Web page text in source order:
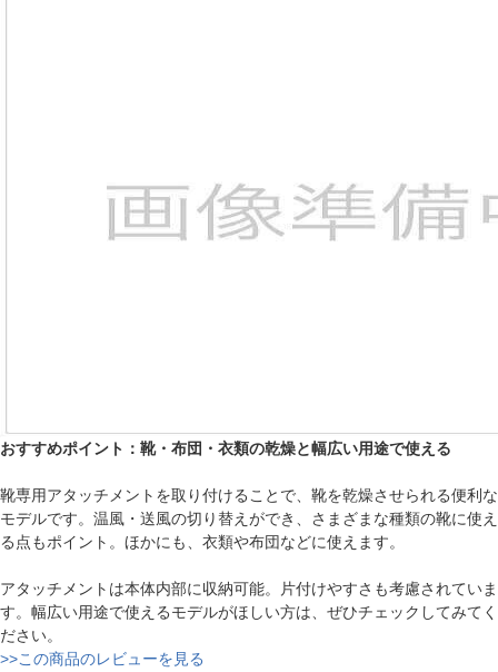
おすすめポイント：靴・布団・衣類の乾燥と幅広い用途で使える
靴専用アタッチメントを取り付けることで、靴を乾燥させられる便利な
モデルです。温風・送風の切り替えができ、さまざまな種類の靴に使え
る点もポイント。ほかにも、衣類や布団などに使えます。
アタッチメントは本体内部に収納可能。片付けやすさも考慮されていま
す。幅広い用途で使えるモデルがほしい方は、ぜひチェックしてみてく
ださい。
>>この商品のレビューを見る